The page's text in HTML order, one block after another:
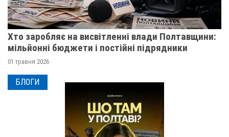
Хто заробляє на висвітленні влади Полтавщини:
мільйонні бюджети і постійні підрядники
01 травня 2026
БЛОГИ